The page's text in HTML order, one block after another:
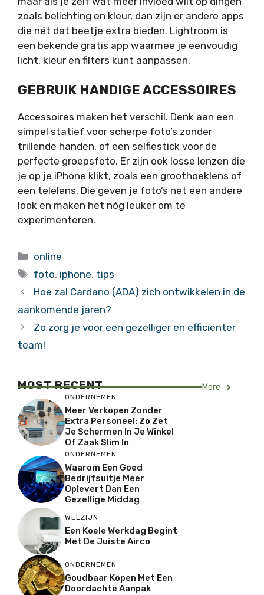
zoals belichting en kleur, dan zijn er andere apps
die nét dat beetje extra bieden. Lightroom is
een bekende gratis app waarmee je eenvoudig
licht, kleur en filters kunt aanpassen.
GEBRUIK HANDIGE ACCESSOIRES
Accessoires maken het verschil. Denk aan een
simpel statief voor scherpe foto’s zonder
trillende handen, of een selfiestick voor de
perfecte groepsfoto. Er zijn ook losse lenzen die
je op je iPhone klikt, zoals een groothoeklens of
een telelens. Die geven je foto’s net een andere
look en maken het nóg leuker om te
experimenteren.
Categorieën
online
Tags
foto, iphone, tips
Hoe zal Cardano (ADA) zich ontwikkelen in de
aankomende jaren?
Zo zorg je voor een gezelliger en efficiënter
team!
MOST RECENT More
ONDERNEMEN
Meer Verkopen Zonder
Extra Personeel: Zo Zet
Je Schermen In Je Winkel
Of Zaak Slim In
ONDERNEMEN
Waarom Een Goed
Bedrijfsuitje Meer
Oplevert Dan Een
Gezellige Middag
WELZIJN
Een Koele Werkdag Begint
Met De Juiste Airco
ONDERNEMEN
Goudbaar Kopen Met Een
Doordachte Aanpak